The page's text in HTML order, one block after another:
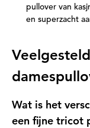
pullover van
en superzacht
Wat is het
een fijne tricot